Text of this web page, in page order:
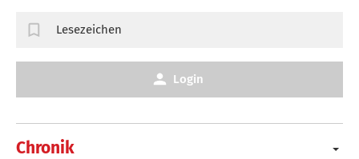
Chronik
Lesezeichen
Login